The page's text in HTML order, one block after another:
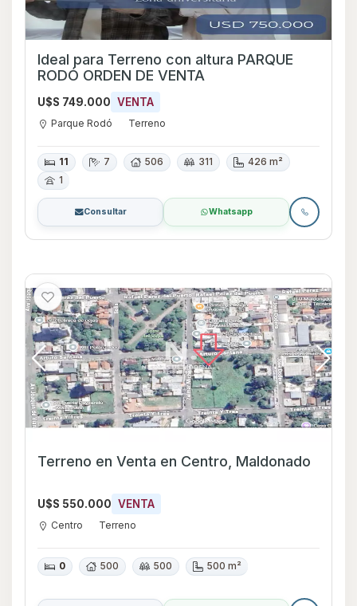
Ideal para Terreno con altura PARQUE
RODÓ ORDEN DE VENTA
U$S 749.000 VENTA
Parque Rodó Terreno
11 7 506 311
426 m²
1
Consultar Whatsapp
Terreno en Venta en Centro, Maldonado
U$S 550.000 VENTA
Centro Terreno
0 500 500 500 m²